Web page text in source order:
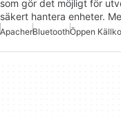
som gör det möjligt för
säkert hantera enheter.
ApacherBluetoothÖppen